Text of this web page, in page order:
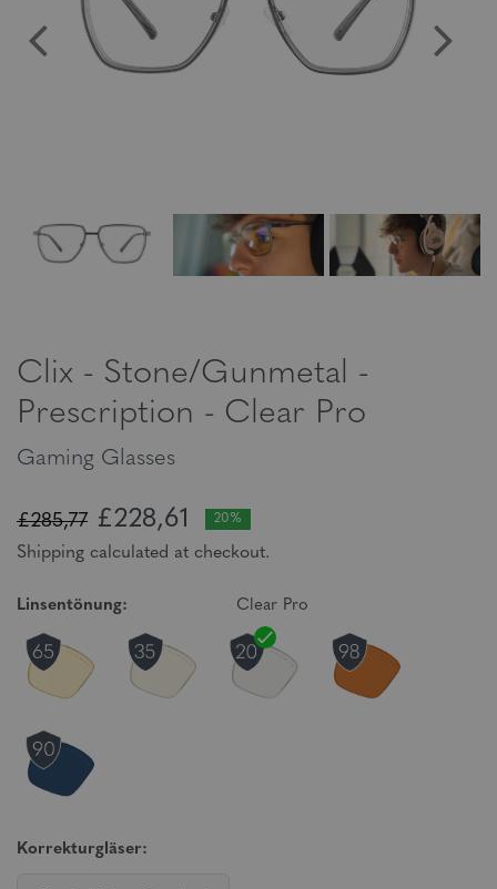
Clix - Stone/Gunmetal -
Prescription - Clear Pro
Gaming Glasses
£285,77 £228,61 20%
Shipping calculated at checkout.
Linsentönung: Clear Pro
Korrekturgläser: